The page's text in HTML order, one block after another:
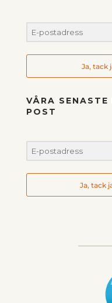
Ja, tack
VÅRA
POST
Ja, tack